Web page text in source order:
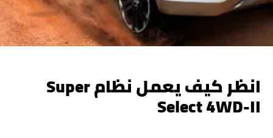
انظر كيف يعمل نظام Super
Select 4WD-II